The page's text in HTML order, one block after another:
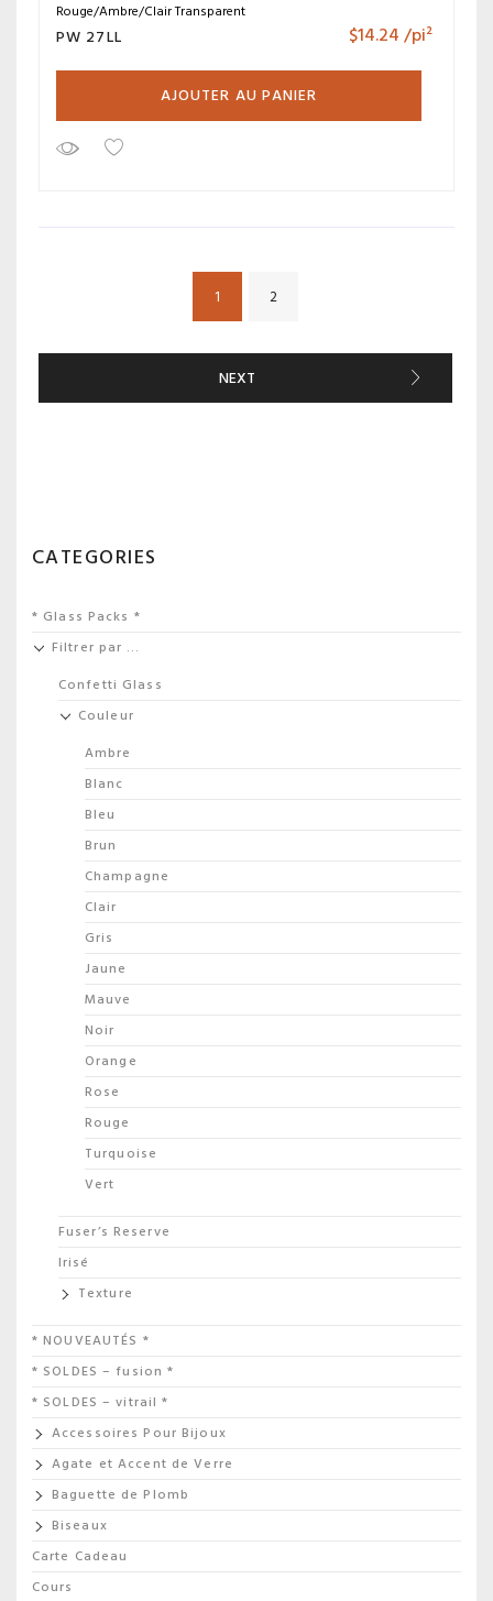
Rouge/Ambre/Clair Transparent
PW 27LL $14.24/pi²
AJOUTER AU PANIER
1 2
NEXT
CATEGORIES
* Glass Packs *
Filtrer par …
Confetti Glass
Couleur
Ambre
Blanc
Bleu
Brun
Champagne
Clair
Gris
Jaune
Mauve
Noir
Orange
Rose
Rouge
Turquoise
Vert
Fuser’s Reserve
Irisé
Texture
* NOUVEAUTÉS *
* SOLDES – fusion *
* SOLDES – vitrail *
Accessoires Pour Bijoux
Agate et Accent de Verre
Baguette de Plomb
Biseaux
Carte Cadeau
Cours